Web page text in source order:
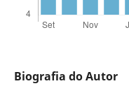
Biografia do Autor